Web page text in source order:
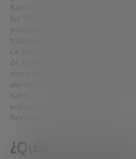
Basta con conocimientos técnicos
peligrosa. Esto preocupa
trabajan en gobernanza y seguridad
La batalla entre modelos abiertos y
de resolverse. Mientras algunos
como garantía de innovación y
alertan sobre los riesgos de su uso
Kahn, lo más probable es que el
enfoques: empresas que utilicen
flexibilidad y cerrados por su
¿Quién se beneficia